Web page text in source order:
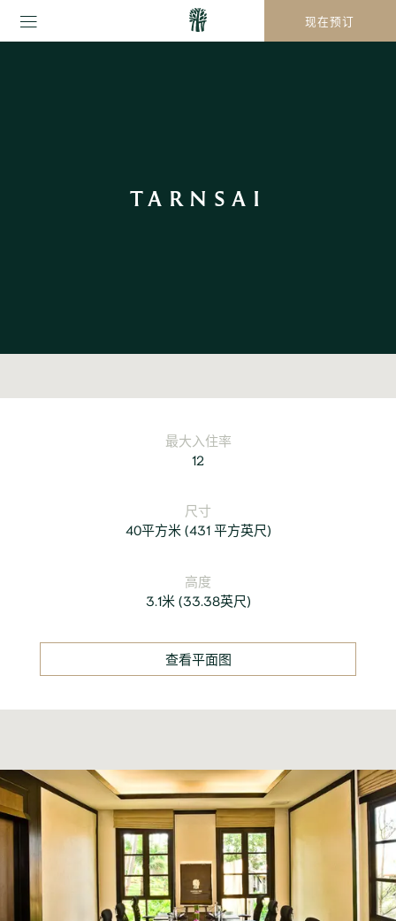
现在预订
TARNSAI
最大入住率
12
尺寸
40平方米 (431 平方英尺)
高度
3.1米 (33.38英尺)
查看平面图